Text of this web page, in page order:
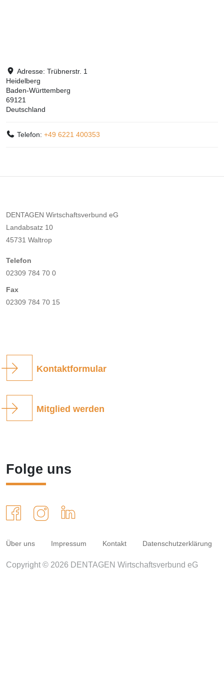
Adresse:Trübnerstr. 1
Heidelberg
Baden-Württemberg
69121
Deutschland
Telefon:+49 6221 400353
DENTAGEN Wirtschaftsverbund eG
Landabsatz 10
45731 Waltrop
Telefon
02309 784 70 0
Fax
02309 784 70 15
Kontaktformular
Mitglied werden
Folge uns
Über uns Impressum Kontakt Datenschutzerklärung
Copyright © 2026 DENTAGEN Wirtschaftsverbund eG